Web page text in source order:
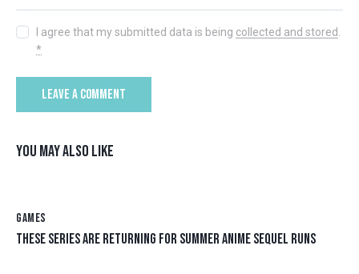
I agree that my submitted data is being collected and stored
*
YOU MAY ALSO LIKE
GAMES
THESE SERIES ARE RETURNING FOR SUMMER ANIME SEQUEL RUNS